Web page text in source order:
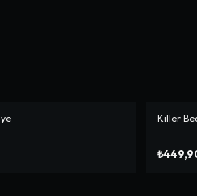
Killer